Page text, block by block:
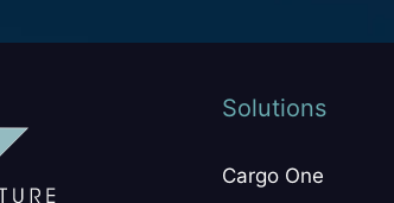
Solutions
Cargo One